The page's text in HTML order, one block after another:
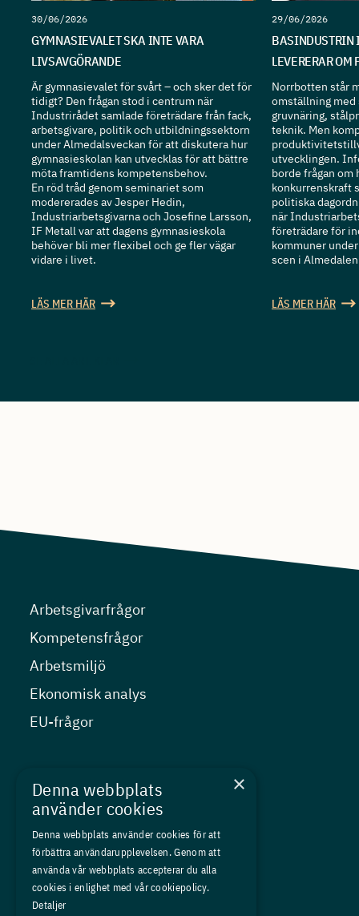
30/06/2026
GYMNASIEVALET SKA INTE VARA
LIVSAVGÖRANDE
Är gymnasievalet för svårt – och sker det för
tidigt? Den frågan stod i centrum när
Industrirådet samlade företrädare från fack,
arbetsgivare, politik och utbildningssektorn
under Almedalsveckan för att diskutera hur
gymnasieskolan kan utvecklas för att bättre
möta framtidens kompetensbehov.
En röd tråd genom seminariet som
modererades av Jesper Hedin,
Industriarbetsgivarna och Josefine Larsson,
IF Metall var att dagens gymnasieskola
behöver bli mer flexibel och ge fler vägar
vidare i livet.
LÄS MER HÄR
29/06/2026
BASINDUSTRIN
LEVERERAR
Norrbotten står
omställning
gruvnäring,
teknik. Men
utvecklingen.
borde frågan om
konkurrenskraft
politiska
när
företrädare för
kommuner
scen i
LÄS MER HÄR
Arbetsgivarfrågor
Kompetensfrågor
Arbetsmiljö
Ekonomisk analys
EU-frågor
Kurser
Medlemskap
Om oss
Press
×
Denna webbplats
använder cookies
Denna webbplats använder cookies för att
förbättra användarupplevelsen. Genom att
använda vår webbplats accepterar du alla
cookies i enlighet med vår cookiepolicy.
Detaljer